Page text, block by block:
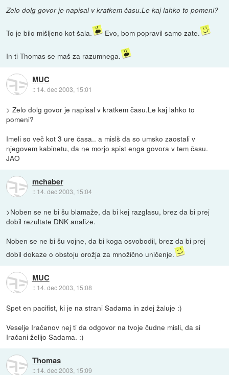
Zelo dolg govor je napisal v kratkem času.Le kaj lahko to pomeni?
To je bilo mišljeno kot šala. Evo, bom popravil samo zate.
In ti Thomas se maš za razumnega.
MUC
:: 14. dec 2003, 15:01
> Zelo dolg govor je napisal v kratkem času.Le kaj lahko to
pomeni?
Imeli so več kot 3 ure časa.. a mislš da so umsko zaostali v
njegovem kabinetu, da ne morjo spist enga govora v tem času.
JAO
mchaber
:: 14. dec 2003, 15:04
>Noben se ne bi šu blamaže, da bi kej razglasu, brez da bi prej
dobil rezultate DNK analize.
Noben se ne bi šu vojne, da bi koga osvobodil, brez da bi prej
dobil dokaze o obstoju orožja za množično uničenje.
MUC
:: 14. dec 2003, 15:08
Spet en pacifist, ki je na strani Sadama in zdej žaluje :)
Veselje Iračanov nej ti da odgovor na tvoje čudne misli, da si
Iračani želijo Sadama. :)
Thomas
:: 14. dec 2003, 15:09